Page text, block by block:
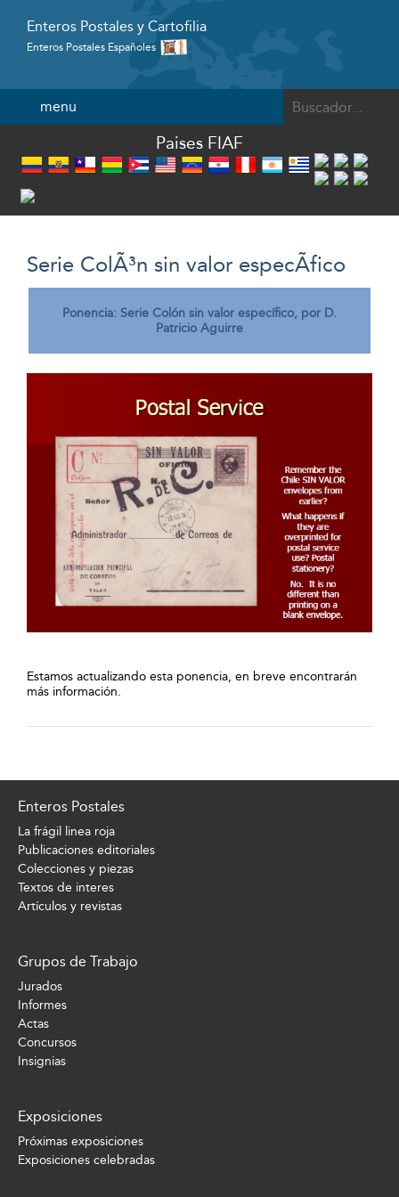
Enteros Postales y Cartofilia
Enteros Postales Españoles
menu
Paises FIAF
Serie ColÃ³n sin valor especÃ­fico
Ponencia: Serie Colón sin valor específico, por D.
Patricio Aguirre
Estamos actualizando esta ponencia, en breve encontrarán
más información.
Enteros Postales
La frágil linea roja
Publicaciones editoriales
Colecciones y piezas
Textos de interes
Artículos y revistas
Grupos de Trabajo
Jurados
Informes
Actas
Concursos
Insignias
Exposiciones
Próximas exposiciones
Exposiciones celebradas